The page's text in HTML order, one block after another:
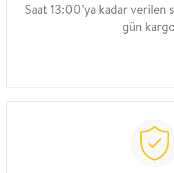
Saat 13:00’ya kadar verilen
gün